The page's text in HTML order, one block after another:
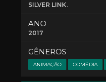
SILVER LINK.
ANO
2017
GÊNEROS
ANIMAÇÃO COMÉDIA